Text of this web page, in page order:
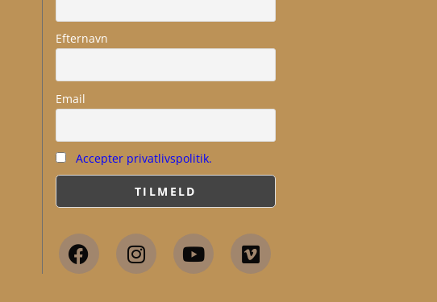
Efternavn
Email
Accepter privatlivspolitik.